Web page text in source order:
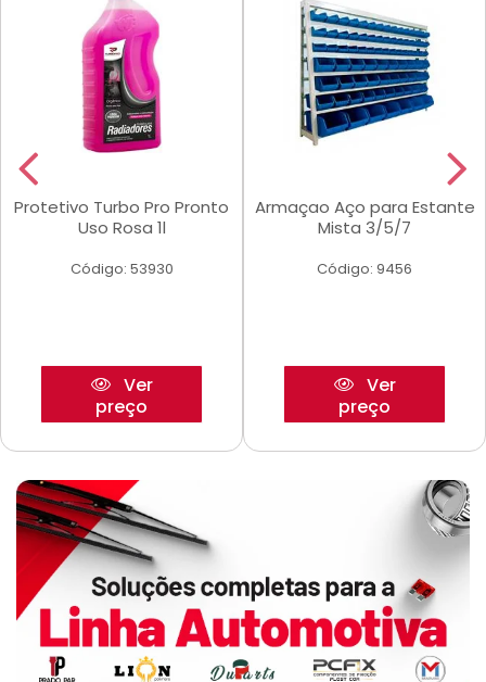
Protetivo Turbo Pro Pronto
Uso Rosa 1l
Código: 53930
Ver
preço
Armaçao Aço para Estante
Mista 3/5/7
Código: 9456
Ver
preço